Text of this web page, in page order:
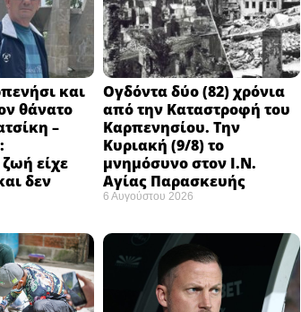
και
θάνατο
–
είχε
δεν
Ογδόντα δύο (82) χρόνια
από την Καταστροφή του
Καρπενησίου. Την
Κυριακή (9/8) το
μνημόσυνο στον Ι.Ν.
Αγίας Παρασκευής
6 Αυγούστου 2026